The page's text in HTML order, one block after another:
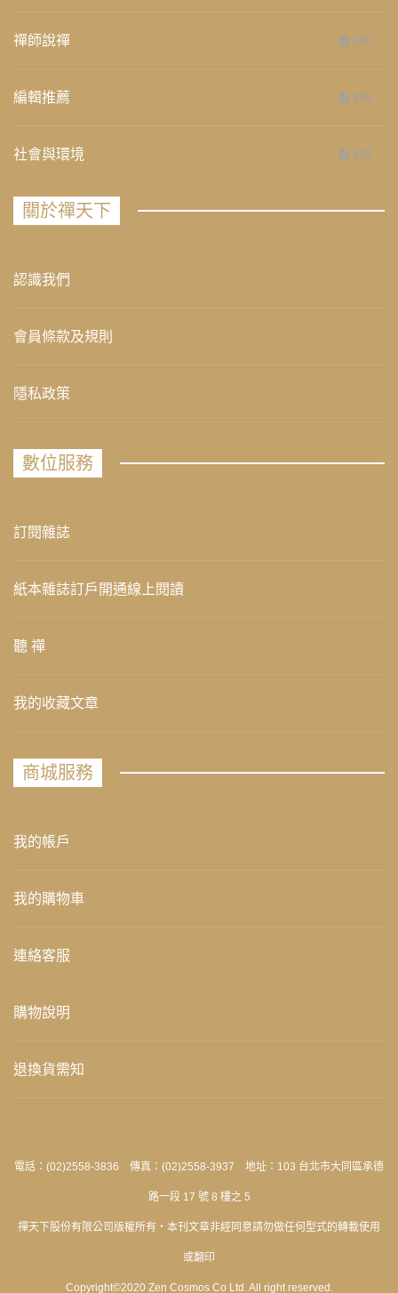
禪師說禪 267
編輯推薦 236
社會與環境 235
關於禪天下
認識我們
會員條款及規則
隱私政策
數位服務
訂閱雜誌
紙本雜誌訂戶開通線上閱讀
聽 禪
我的收藏文章
商城服務
我的帳戶
我的購物車
連絡客服
購物說明
退換貨需知
電話：(02)2558-3836 傳真：(02)2558-3937 地址：103 台北市大同區承德
路一段 17 號 8 樓之 5
禪天下股份有限公司版權所有‧本刊文章非經同意請勿做任何型式的轉載使用
或翻印
Copyright©2020 Zen Cosmos Co Ltd. All right reserved.